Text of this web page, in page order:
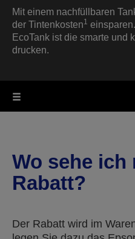
Mit einem nachfüllbaren
der Tintenkosten1 einsparen.
EcoTank ist die smarte und
drucken.
Wo sehe ich
Rabatt?
Der Rabatt wird im